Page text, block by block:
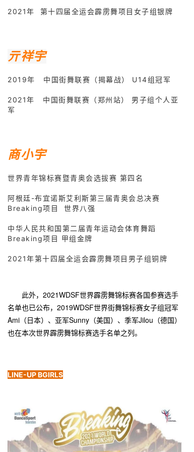
2021年 第十四届全运会霹雳舞项目女子组银牌
亓祥宇
2019年 中 国街舞联赛（揭幕战） U14组冠军
2021年 中国街舞联赛（郑州站） 男子组个人亚
军
商小宇
世界青年锦标赛暨青奥会选拔赛 第四名
阿根廷-布宜诺斯艾利斯第三届青奥会总决赛
Breaking项目 世界八强
中华人民共和国第二届青年运动会体育舞蹈
Breaking项目 甲组金牌
2021年第十四届全运会霹雳舞项目男子组铜牌
此外，2021WDSF世界霹雳舞锦标赛各国参赛选手
名单也已公布，2019WDSF世界街舞锦标赛女子组冠军
Ami（日本）、亚军Sunny（美国）、季军Jilou（德国）
也在本次世界霹雳舞锦标赛选手名单之列。
LINE-UP BGIRLS